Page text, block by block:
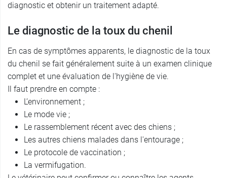
diagnostic et obtenir un traitement adapté.
Le diagnostic de la toux du chenil
En cas de symptômes apparents, le diagnostic de la toux
du chenil se fait généralement suite à un examen clinique
complet et une évaluation de l'hygiène de vie.
Il faut prendre en compte :
L’environnement ;
Le mode vie ;
Le rassemblement récent avec des chiens ;
Les autres chiens malades dans l'entourage ;
Le protocole de vaccination ;
La vermifugation.